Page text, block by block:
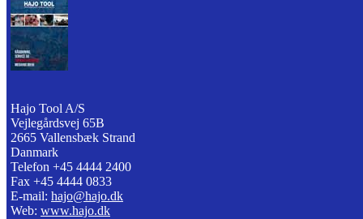
Hajo Tool A/S
Vejlegårdsvej 65B
2665 Vallensbæk Strand
Danmark
Telefon +45 4444 2400
Fax +45 4444 0833
E-mail: hajo@hajo.dk
Web: www.hajo.dk